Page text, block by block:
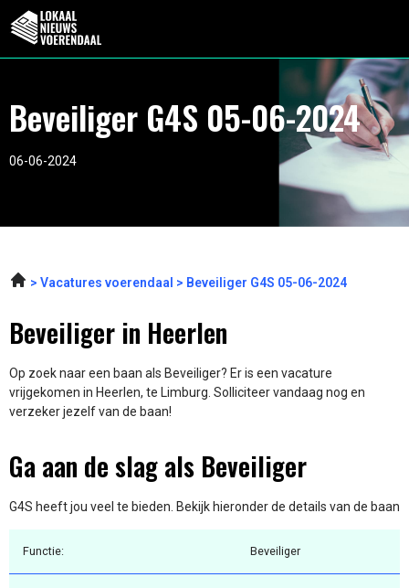
Beveiliger G4S 05-06-2024
06-06-2024
Vacatures voerendaal Beveiliger G4S 05-06-2024
Beveiliger in Heerlen
Op zoek naar een baan als Beveiliger? Er is een vacature
vrijgekomen in Heerlen, te Limburg. Solliciteer vandaag nog en
verzeker jezelf van de baan!
Ga aan de slag als Beveiliger
G4S heeft jou veel te bieden. Bekijk hieronder de details van de baan
Functie: Beveiliger